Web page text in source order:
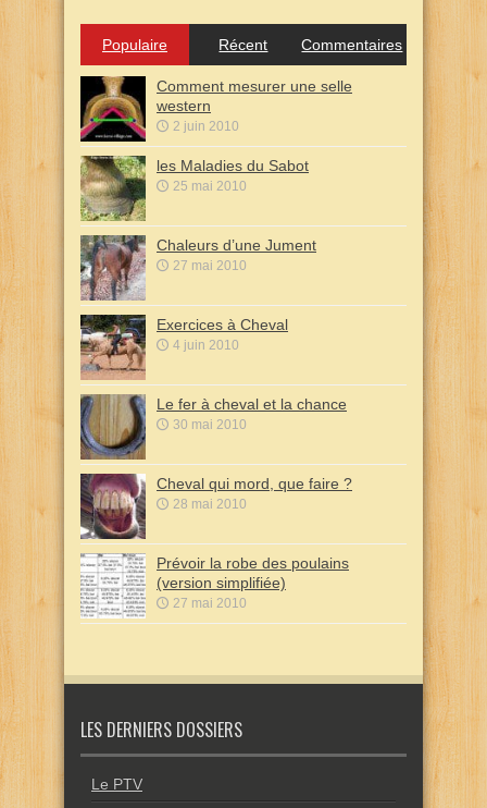
Populaire Récent Commentaires
Comment mesurer une selle
western
2 juin 2010
les Maladies du Sabot
25 mai 2010
Chaleurs d’une Jument
27 mai 2010
Exercices à Cheval
4 juin 2010
Le fer à cheval et la chance
30 mai 2010
Cheval qui mord, que faire ?
28 mai 2010
Prévoir la robe des poulains
(version simplifiée)
27 mai 2010
LES DERNIERS DOSSIERS
Le PTV